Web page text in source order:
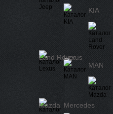
KIA
Land Rover
Lexus
MAN
Mazda Mercedes